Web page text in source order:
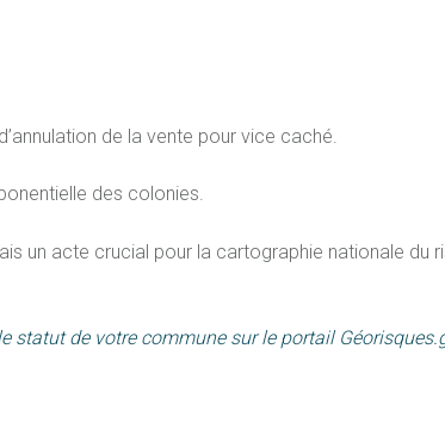
de la vente pour vice caché.
des colonies.
un acte crucial pour la cartographie nationale du
statut de votre commune sur le portail